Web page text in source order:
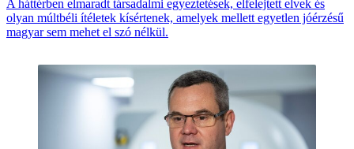
A háttérben elmaradt társadalmi egyeztetések, elfelejtett elvek és
olyan múltbéli ítéletek kísértenek, amelyek mellett egyetlen jóérzésű
magyar sem mehet el szó nélkül.